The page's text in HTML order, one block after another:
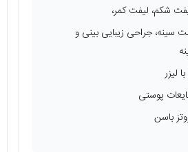
شکم، لیفت کمر،
سینه، جراحی زیبایی بینی و
لیزر
پوستی
باسن